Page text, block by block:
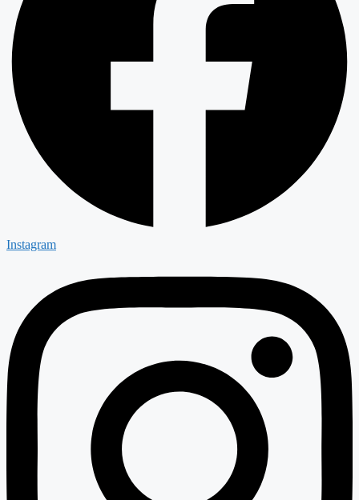
Instagram